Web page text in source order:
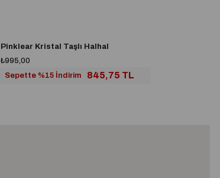
Pinklear Kristal Taşlı Halhal
₺995,00
Sepette %15 İndirim
845,75 TL